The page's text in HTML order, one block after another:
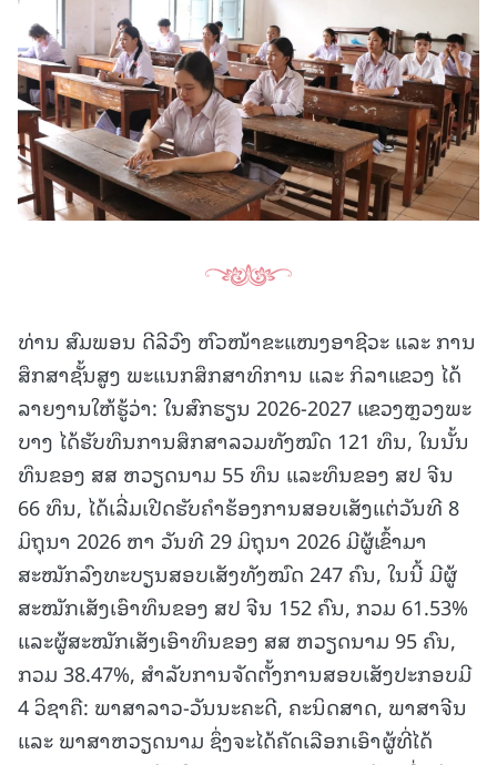
ທ່ານ ສົມພອນ ດີລີວົງ ຫົວໜ້າຂະແໜງອາຊີວະ ແລະ ການ
ສຶກສາຊັ້ນສູງ ພະແນກສຶກສາທິການ ແລະ ກິລາແຂວງ ໄດ້
ລາຍງານໃຫ້ຮູ້ວ່າ: ໃນສົກຮຽນ 2026-2027 ແຂວງຫຼວງພະ
ບາງ ໄດ້ຮັບທຶນການສຶກສາລວມທັງໝົດ 121 ທຶນ, ໃນນັ້ນ
ທຶນຂອງ ສສ ຫວຽດນາມ 55 ທຶນ ແລະທຶນຂອງ ສປ ຈີນ
66 ທຶນ, ໄດ້ເລີ່ມເປີດຮັບຄໍາຮ້ອງການສອບເສັງແຕ່ວັນທີ 8
ມິຖຸນາ 2026 ຫາ ວັນທີ 29 ມິຖຸນາ 2026 ມີຜູ້ເຂົ້າມາ
ສະໝັກລົງທະບຽນສອບເສັງທັງໝົດ 247 ຄົນ, ໃນນີ້ ມີຜູ້
ສະໝັກເສັງເອົາທຶນຂອງ ສປ ຈີນ 152 ຄົນ, ກວມ 61.53%
ແລະຜູ້ສະໝັກເສັງເອົາທຶນຂອງ ສສ ຫວຽດນາມ 95 ຄົນ,
ກວມ 38.47%, ສຳລັບການຈັດຕັ້ງການສອບເສັງປະກອບມີ
4 ວິຊາຄື: ພາສາລາວ-ວັນນະຄະດີ, ຄະນິດສາດ, ພາສາຈີນ
ແລະ ພາສາຫວຽດນາມ ຊຶ່ງຈະໄດ້ຄັດເລືອກເອົາຜູ້ທີ່ໄດ້